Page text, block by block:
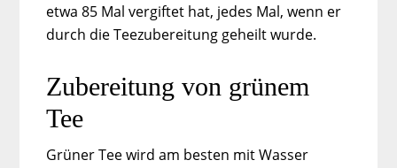
etwa 85 Mal vergiftet hat, jedes Mal, wenn er
durch die Teezubereitung geheilt wurde.
Zubereitung von grünem
Tee
Grüner Tee wird am besten mit Wasser